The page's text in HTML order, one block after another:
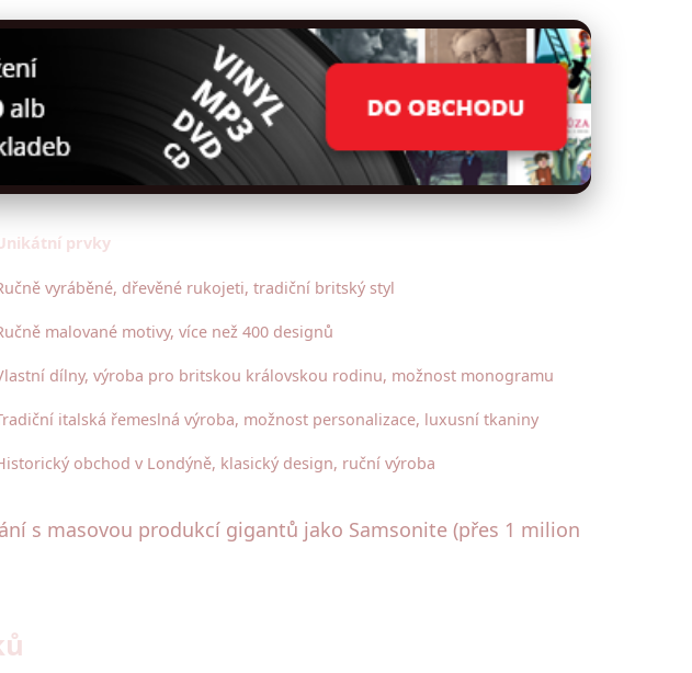
prvky
vyráběné, dřevěné rukojeti, tradiční britský styl
malované motivy, více než 400 designů
dílny, výroba pro britskou královskou rodinu, možnost monogramu
italská řemeslná výroba, možnost personalizace, luxusní tkaniny
obchod v Londýně, klasický design, ruční výroba
s masovou produkcí gigantů jako Samsonite (přes 1 milion